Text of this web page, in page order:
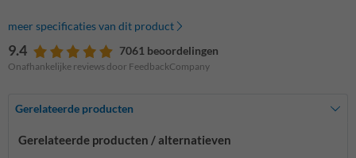
meer specificaties van dit product
9.4 7061 beoordelingen
Onafhankelijke reviews door FeedbackCompany
Gerelateerde producten
Gerelateerde producten / alternatieven